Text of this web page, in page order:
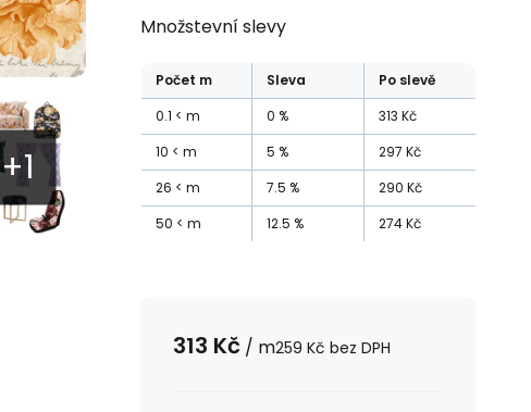
Množstevní slevy
Počet m Sleva
Po slevě
0.1
m 0 % 313 Kč
10
m 5 % 297 Kč
26
m 7.5 % 290 Kč
50
m 12.5 % 274Kč
313 Kč / m259 Kč bez DPH